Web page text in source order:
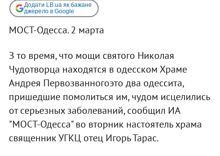
Додати LB.ua як бажане
джерело в Google
МОСТ-Одесса. 2 марта
З то время, что мощи святого Николая
Чудотворца находятся в одесском Храме
Андрея Первозванногоэто два одессита,
пришедшие помолиться им, чудом исцелились
от серьезных заболеваний, сообщил ИА
"МОСТ-Одесса" во вторник настоятель храма
священник УГКЦ отец Игорь Тарас.